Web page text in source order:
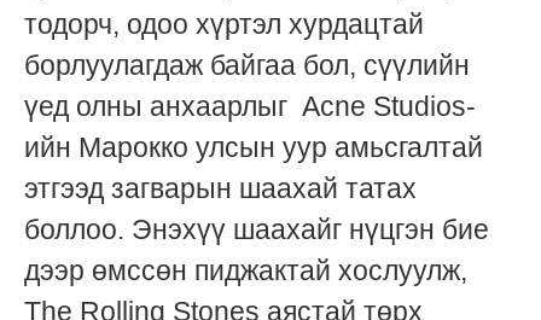
тодорч, одоо хүртэл хурдацтай
борлуулагдаж байгаа бол, сүүлийн
үед олны анхаарлыг Acne Studios-
ийн Марокко улсын уур амьсгалтай
этгээд загварын шаахай татах
боллоо. Энэхүү шаахайг нүцгэн бие
дээр өмссөн пиджактай хослуулж,
The Rolling Stones аястай төрх